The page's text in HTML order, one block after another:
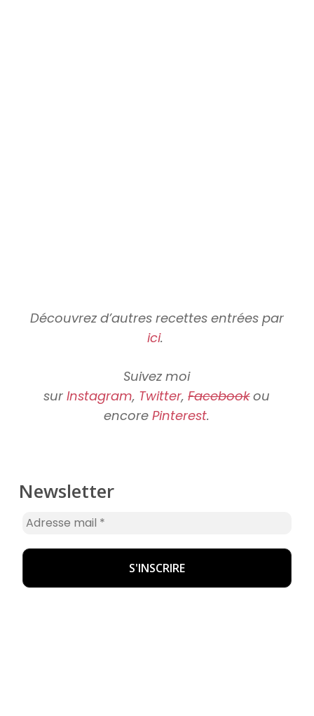
Découvrez d’autres recettes entrées par
ici.
Suivez moi
surInstagram, Twitter,Facebookou
encorePinterest.
Newsletter